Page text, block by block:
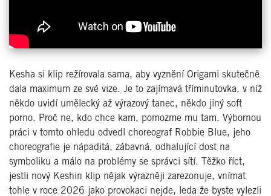
Kesha si klip režírovala sama, aby vyznění Origami skutečně
dala maximum ze své vize. Je to zajímavá tříminutovka, v níž
někdo uvidí umělecký až výrazový tanec, někdo jiný soft
porno. Proč ne, kdo chce kam, pomozme mu tam. Výbornou
práci v tomto ohledu odvedl choreograf Robbie Blue, jeho
choreografie je nápaditá, zábavná, odhalující dost na
symboliku a málo na problémy se správci sítí. Těžko říct,
jestli nový Keshin klip nějak výrazněji zarezonuje, vnímat
tohle v roce 2026 jako provokaci nejde, leda že byste vylezli